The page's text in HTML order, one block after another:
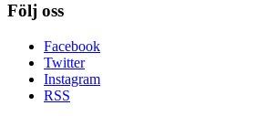
Följ oss
Facebook
Twitter
Instagram
RSS